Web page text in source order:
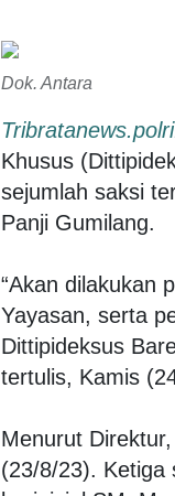
Dok. Antara
Khusus
sejumlah saksi
Panji Gumilang.
“Akan dilakukan
Yayasan, serta
Dittipideksus
tertulis, Kamis
Menurut
(23/8/23). Ketiga